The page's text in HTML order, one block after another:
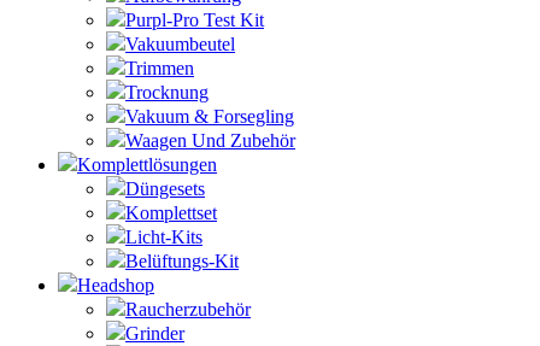
Purpl-Pro Test Kit
Vakuumbeutel
Trimmen
Trocknung
Vakuum & Forsegling
Waagen Und Zubehör
Komplettlösungen
Düngesets
Komplettset
Licht-Kits
Belüftungs-Kit
Headshop
Raucherzubehör
Grinder